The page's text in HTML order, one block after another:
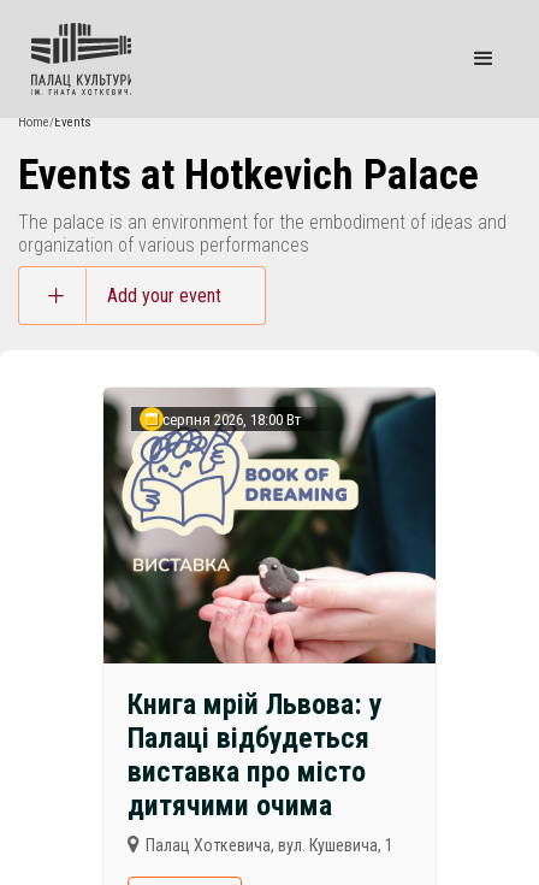
Home/Events
Events at Hotkevich Palace
The palace is an environment for the embodiment of ideas and
organization of various performances
Add your event
4 серпня 2026, 18:00 Вт
Книга мрій Львова: у
Палаці відбудеться
виставка про місто
дитячими очима
Палац Хоткевича, вул. Кушевича, 1